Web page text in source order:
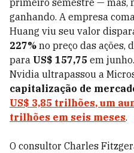
ganhando. A empresa
Huang viu seu valor
227% no preço das ações,
para US$ 157,75 em
Nvidia ultrapassou a
capitalização de
US$ 3,85 trilhões, um
trilhões em seis meses.
O consultor Charles